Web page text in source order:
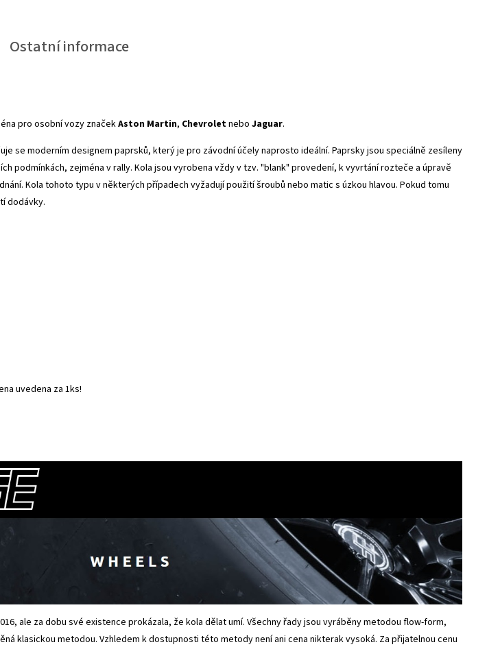
Ostatní informace
pro osobní vozy značekAston Martin, Chevroletnebo Jaguar.
se moderním designem paprsků, který je pro závodní účely naprosto ideální. Paprsky jsou speciálně zesíleny
podmínkách, zejména v rally. Kola jsou vyrobena vždy v tzv. "blank" provedení, k vyvrtání rozteče a úpravě
Kola tohoto typu v některých případech vyžadují použití šroubů nebo matic s úzkou hlavou. Pokud tomu
dodávky.
uvedena za 1ks!
ale za dobu své existence prokázala, že kola dělat umí. Všechny řady jsou vyráběny metodou flow-form,
klasickou metodou. Vzhledem k dostupnosti této metody není ani cena nikterak vysoká. Za přijatelnou cenu